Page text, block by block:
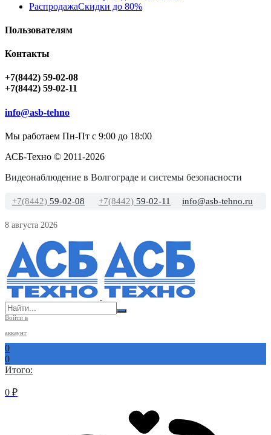
РаспродажаСкидки до 80%
Пользователям
Контакты
+7(8442) 59-02-08
+7(8442) 59-02-11
info@asb-tehno
Мы работаем Пн-Пт с 9:00 до 18:00
АСБ-Техно © 2011-2026
Видеонаблюдение в Волгограде и системы безопасности
+7(8442) 59-02-08 +7(8442) 59-02-11 info@asb-tehno.ru
8 августа 2026
Войти в
аккаунт
0
0
Итого:
0 ₽